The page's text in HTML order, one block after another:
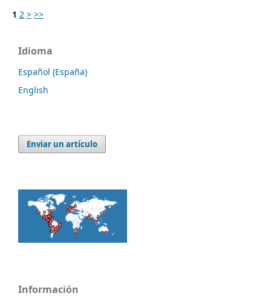
1 2 > >>
Idioma
Español (España)
English
Enviar un artículo
Información